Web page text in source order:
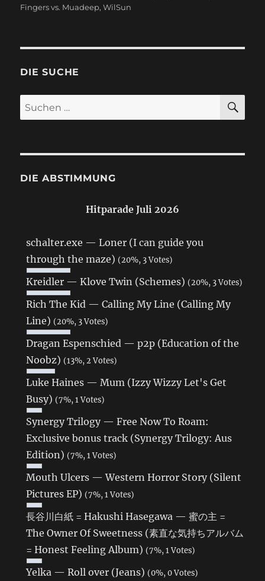
Fingers vs. Muadeep,WilSun
DIE SUCHE
Suchen
nach:
DIE ABSTIMMUNG
Hitparade Juli 2026
schalter.exe — Loner (I can guide you
through the maze) (20%, 3 Votes)
Kreidler — Klove Twin (Schemes) (20%, 3 Votes)
Rich The Kid — Calling My Line (Calling My
Line) (20%, 3 Votes)
Dragan Espenschied — p2p (Education of the
Noobz) (13%, 2 Votes)
Luke Haines — Mum (Izzy Wizzy Let's Get
Busy) (7%, 1 Votes)
Synergy Trilogy — Free Now To Roam:
Exclusive bonus track (Synergy Trilogy: Aus
Edition) (7%, 1 Votes)
Mouth Ulcers — Western Horror Story (Silent
Pictures EP) (7%, 1 Votes)
長谷川白紙 = Hakushi Hasegawa — 蜜の主 =
The Owner Of Sweetness (素直な気持ちアルバム
= Honest Feeling Album) (7%, 1 Votes)
Yelka — Roll over (Jeans) (0%, 0 Votes)